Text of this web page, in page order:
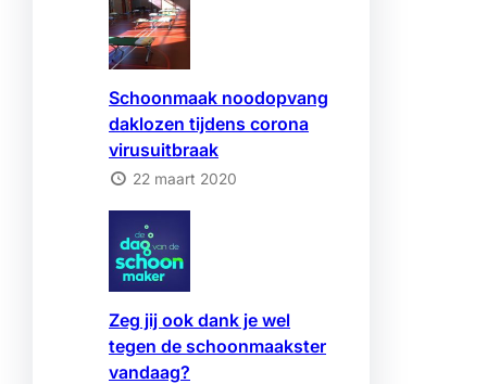
Schoonmaak noodopvang
daklozen tijdens corona
virusuitbraak
22 maart 2020
Zeg jij ook dank je wel
tegen de schoonmaakster
vandaag?